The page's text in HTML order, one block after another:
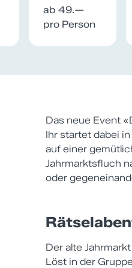
ab 49.—
pro Person
Das neue Event
Ihr startet dabei
auf einer
Jahrmarktsfluch
oder
Der alte
Löst in der